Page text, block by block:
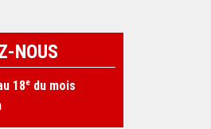
NOUS
18e du mois